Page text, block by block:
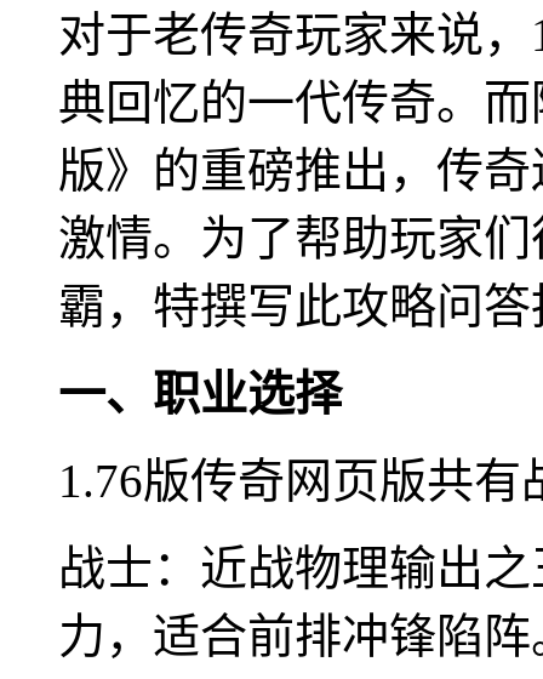
对于老传奇玩家来说
典回忆的一代传奇。
版》的重磅推出，传
激情。为了帮助玩家
霸，特撰写此攻略问
一、职业选择
1.76版传奇网页版共
战士：近战物理输出
力，适合前排冲锋陷阵